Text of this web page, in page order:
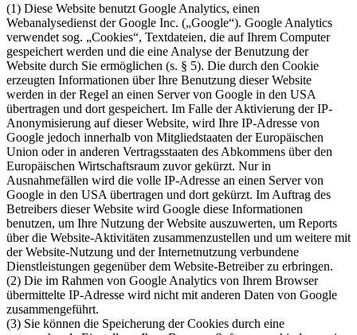
(1) Diese Website benutzt Google Analytics, einen
Webanalysedienst der Google Inc. („Google“). Google Analytics
verwendet sog. „Cookies“, Textdateien, die auf Ihrem Computer
gespeichert werden und die eine Analyse der Benutzung der
Website durch Sie ermöglichen (s. § 5). Die durch den Cookie
erzeugten Informationen über Ihre Benutzung dieser Website
werden in der Regel an einen Server von Google in den USA
übertragen und dort gespeichert. Im Falle der Aktivierung der IP-
Anonymisierung auf dieser Website, wird Ihre IP-Adresse von
Google jedoch innerhalb von Mitgliedstaaten der Europäischen
Union oder in anderen Vertragsstaaten des Abkommens über den
Europäischen Wirtschaftsraum zuvor gekürzt. Nur in
Ausnahmefällen wird die volle IP-Adresse an einen Server von
Google in den USA übertragen und dort gekürzt. Im Auftrag des
Betreibers dieser Website wird Google diese Informationen
benutzen, um Ihre Nutzung der Website auszuwerten, um Reports
über die Website-Aktivitäten zusammenzustellen und um weitere mit
der Website-Nutzung und der Internetnutzung verbundene
Dienstleistungen gegenüber dem Website-Betreiber zu erbringen.
(2) Die im Rahmen von Google Analytics von Ihrem Browser
übermittelte IP-Adresse wird nicht mit anderen Daten von Google
zusammengeführt.
(3) Sie können die Speicherung der Cookies durch eine